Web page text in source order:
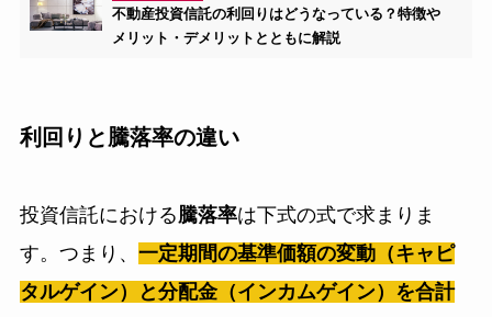
不動産投資信託の利回りはどうなっている？特徴や
メリット・デメリットとともに解説
利回りと騰落率の違い
投資信託における騰落率は下式の式で求まりま
す。つまり、 一定期間の基準価額の変動（キャピ
タルゲイン）と分配金（インカムゲイン）を合計